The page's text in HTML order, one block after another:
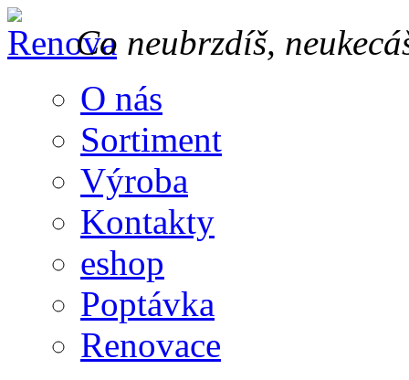
Co neubrzdíš,
O nás
Sortiment
Výroba
Kontakty
eshop
Poptávka
Renovace